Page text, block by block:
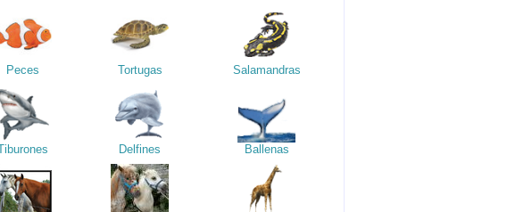
Peces Tortugas Salamandras
Delfines Ballenas